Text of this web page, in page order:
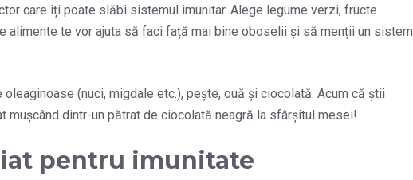
care îți poate slăbi sistemul imunitar. Alege legume verzi, fructe
alimente te vor ajuta să faci față mai bine oboselii și să menții un sistem
(nuci, migdale etc.), pește, ouă și ciocolată. Acum că știi
mușcând dintr-un pătrat de ciocolată neagră la sfârșitul mesei!
pentru imunitate